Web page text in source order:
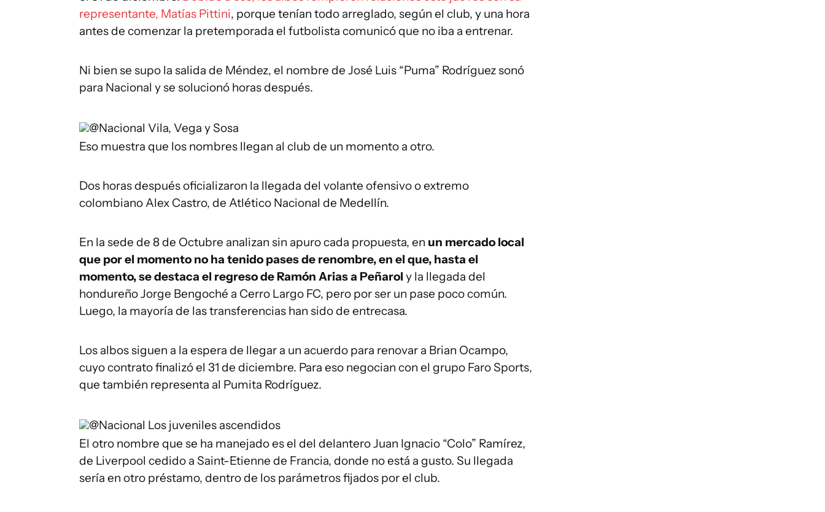
representante, Matías Pittini, porque tenían todo arreglado, según el club, y una hora
antes de comenzar la pretemporada el futbolista comunicó que no iba a entrenar.
Ni bien se supo la salida de Méndez, el nombre de José Luis “Puma” Rodríguez sonó
para Nacional y se solucionó horas después.
@Nacional Vila, Vega y Sosa
Eso muestra que los nombres llegan al club de un momento a otro.
Dos horas después oficializaron la llegada del volante ofensivo o extremo
colombiano Alex Castro, de Atlético Nacional de Medellín.
En la sede de 8 de Octubre analizan sin apuro cada propuesta, en un mercado local
que por el momento no ha tenido pases de renombre, en el que, hasta el
momento, se destaca el regreso de Ramón Arias a Peñarol y la llegada del
hondureño Jorge Bengoché a Cerro Largo FC, pero por ser un pase poco común.
Luego, la mayoría de las transferencias han sido de entrecasa.
Los albos siguen a la espera de llegar a un acuerdo para renovar a Brian Ocampo,
cuyo contrato finalizó el 31 de diciembre. Para eso negocian con el grupo Faro Sports,
que también representa al Pumita Rodríguez.
@Nacional Los juveniles ascendidos
El otro nombre que se ha manejado es el del delantero Juan Ignacio “Colo” Ramírez,
de Liverpool cedido a Saint-Etienne de Francia, donde no está a gusto. Su llegada
sería en otro préstamo, dentro de los parámetros fijados por el club.